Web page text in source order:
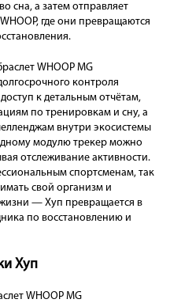
сна, а затем отправляет
где они превращаются
WHOOP MG
контроля
к детальным отчётам,
по тренировкам и сну, а
внутри экосистемы
модулю трекер можно
отслеживание активности.
спортсменам, так
свой организм и
— Хуп превращается в
по восстановлению и
Хуп
WHOOP MG